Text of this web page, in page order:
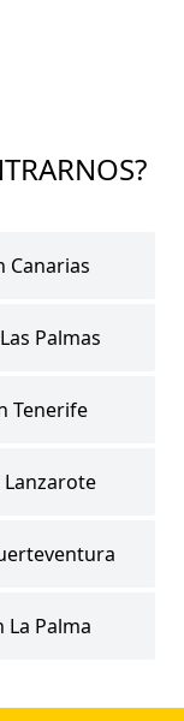
Canarias
Palmas
Tenerife
Palma